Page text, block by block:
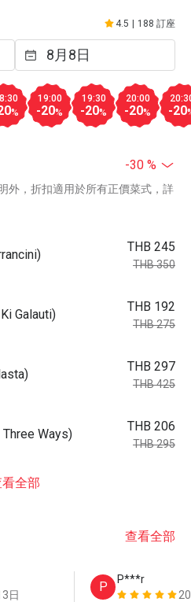
4.5 188 訂座
%
19:00
-20%
19:30
-20%
20:00
-20% -20
-30 %
外，折扣適用於所有正價菜式，詳
THB 245
THB 350
Galauti)
THB 192
THB 275
THB 297
THB 425
Ways)
THB 206
THB 295
全部
查看全部
日
P
P***r